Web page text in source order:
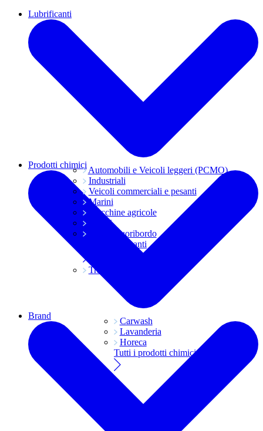
Lubrificanti
Automobili e Veicoli leggeri (PCMO)
Industriali
Veicoli commerciali e pesanti
Marini
Macchine agricole
Grassi
Moto e fuoribordo
Tutti i lubrificanti
Trasmissioni
Prodotti chimici
Carwash
Lavanderia
Horeca
Tutti i prodotti chimici
Brand